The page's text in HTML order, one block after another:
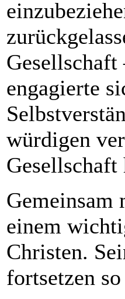
engagierte
würdigen
Gemeinsam
einem
Christen.
fortsetzen